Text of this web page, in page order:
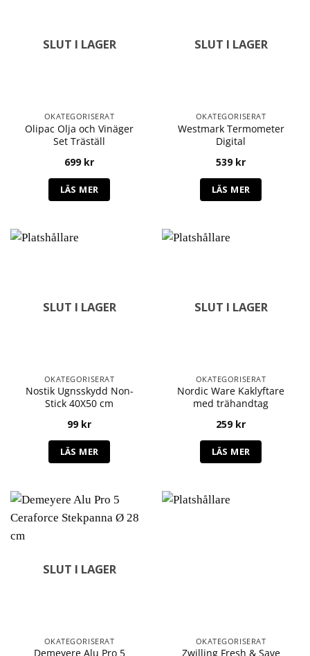
SLUT I LAGER
OKATEGORISERAT
Olipac Olja och Vinäger
Set Träställ
699 kr
LÄS MER
SLUT I LAGER
OKATEGORISERAT
Westmark Termometer
Digital
539 kr
LÄS MER
SLUT I LAGER
OKATEGORISERAT
Nostik Ugnsskydd Non-
Stick 40X50 cm
99 kr
LÄS MER
SLUT I LAGER
OKATEGORISERAT
Nordic Ware Kaklyftare
med trähandtag
259 kr
LÄS MER
SLUT I LAGER
OKATEGORISERAT
Demeyere Alu Pro 5
OKATEGORISERAT
Zwilling Fresh & Save